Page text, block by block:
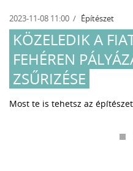
2023-11-08 11:00 Építészet
KÖZELEDIK A
FEHÉREN
ZSŰRIZÉSE
Most te is tehetsz az